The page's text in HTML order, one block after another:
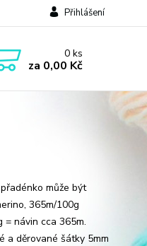
Přihlášení
0ks
za 0,00 Kč
může být
365m/100g
= návin cca 365m.
a děrované šátky 5mm